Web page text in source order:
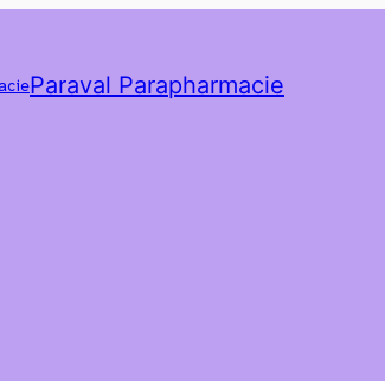
Paraval Parapharmacie